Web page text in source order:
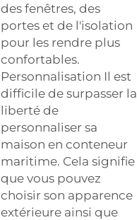
des fenêtres, des
portes et de l'isolation
pour les rendre plus
confortables.
Personnalisation Il est
difficile de surpasser la
liberté de
personnaliser sa
maison en conteneur
maritime. Cela signifie
que vous pouvez
choisir son apparence
extérieure ainsi que